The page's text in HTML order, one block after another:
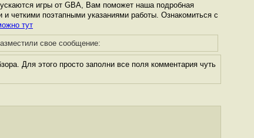
игры от GBА, Вам поможет наша подробная
и четкими поэтапными указаниями работы. Ознакомиться с
тут
свое сообщение:
Для этого просто заполни все поля комментария чуть